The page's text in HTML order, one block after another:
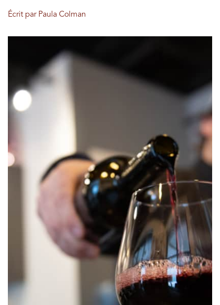
Écrit par Paula Colman